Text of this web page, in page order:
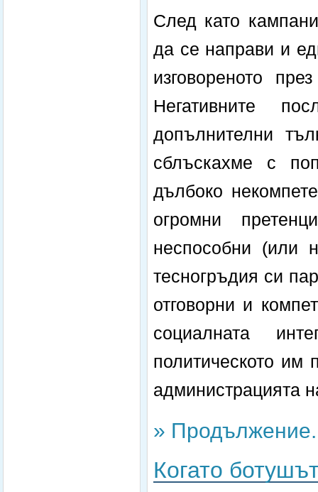
След като
да се направи и
изговореното
Негативните
допълнителни
сблъскахме с
дълбоко
огромни
неспособни (или
тесногръдия си
отговорни и
социалната
политическото им
администрацията
»
Когато